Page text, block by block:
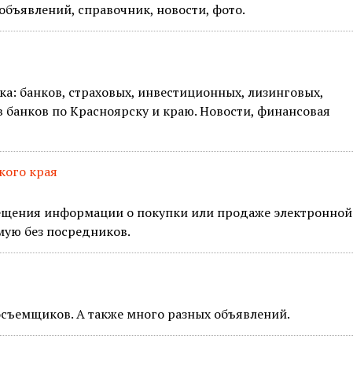
справочник, новости, фото.
банков, страховых, инвестиционных, лизинговых,
по Красноярску и краю. Новости, финансовая
края
информации о покупки или продаже электронной
без посредников.
А также много разных объявлений.